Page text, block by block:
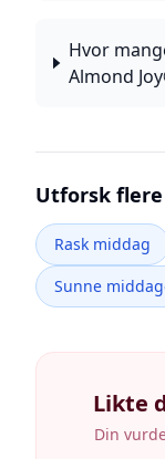
Hvor
Almond
Utforsk
Rask middag
Sunne
Likte
Din